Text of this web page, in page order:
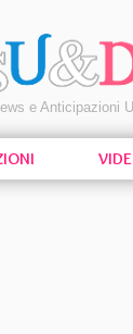
e Anticipazioni